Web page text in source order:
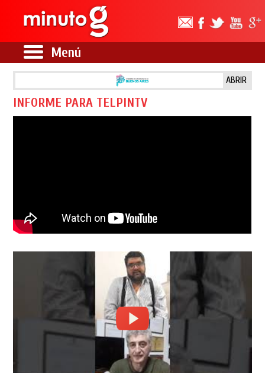
Menú
ABRIR
INFORME PARA TELPINTV